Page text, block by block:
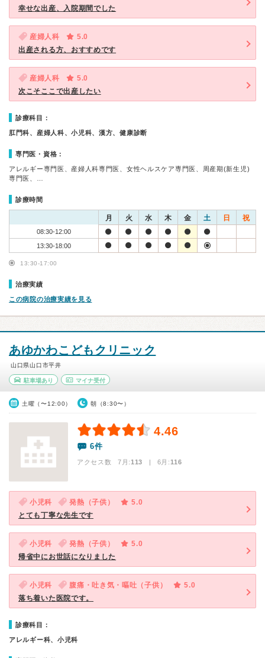
幸せな出産、入院期間でした
産婦人科
5.0
出産される方、おすすめです
産婦人科
5.0
次こそここで出産したい
診療科目：
肛門科、産婦人科、小児科、漢方、健康診断
専門医・資格：
アレルギー専門医、産婦人科専門医、女性ヘルスケア専門医、周産期(新生児)
専門医、…
診療時間
月 火 水 木 金 土 日 祝
08:30-12:00
13:30-18:00
13:30-17:00
治療実績
この病院の治療実績を見る
あゆかわこどもクリニック
山口県山口市平井
駐車場あり マイナ受付
土曜（〜12:00） 朝（8:30〜）
4.46
6件
アクセス数 7月:113 | 6月:116
小児科 発熱（子供）
5.0
とても丁寧な先生です
小児科 発熱（子供）
5.0
帰省中にお世話になりました
小児科 腹痛・吐き気・嘔吐（子供）
5.0
落ち着いた医院です。
診療科目：
アレルギー科、小児科